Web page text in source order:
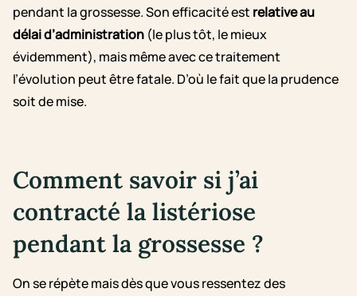
pendant la grossesse. Son efficacité est relative au
délai d’administration (le plus tôt, le mieux
évidemment), mais même avec ce traitement
l’évolution peut être fatale. D’où le fait que la prudence
soit de mise.
Comment savoir si j’ai
contracté la listériose
pendant la grossesse ?
On se répète mais dès que vous ressentez des